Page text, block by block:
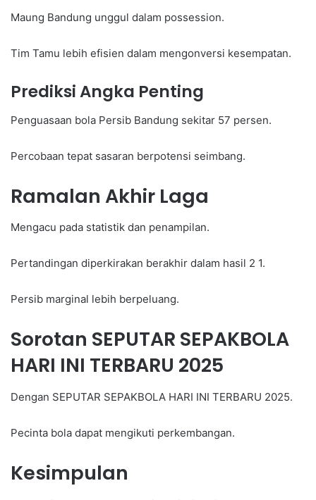
Maung Bandung unggul dalam possession.
Tim Tamu lebih efisien dalam mengonversi kesempatan.
Prediksi Angka Penting
Penguasaan bola Persib Bandung sekitar 57 persen.
Percobaan tepat sasaran berpotensi seimbang.
Ramalan Akhir Laga
Mengacu pada statistik dan penampilan.
Pertandingan diperkirakan berakhir dalam hasil 2 1.
Persib marginal lebih berpeluang.
Sorotan SEPUTAR SEPAKBOLA
HARI INI TERBARU 2025
Dengan SEPUTAR SEPAKBOLA HARI INI TERBARU 2025.
Pecinta bola dapat mengikuti perkembangan.
Kesimpulan